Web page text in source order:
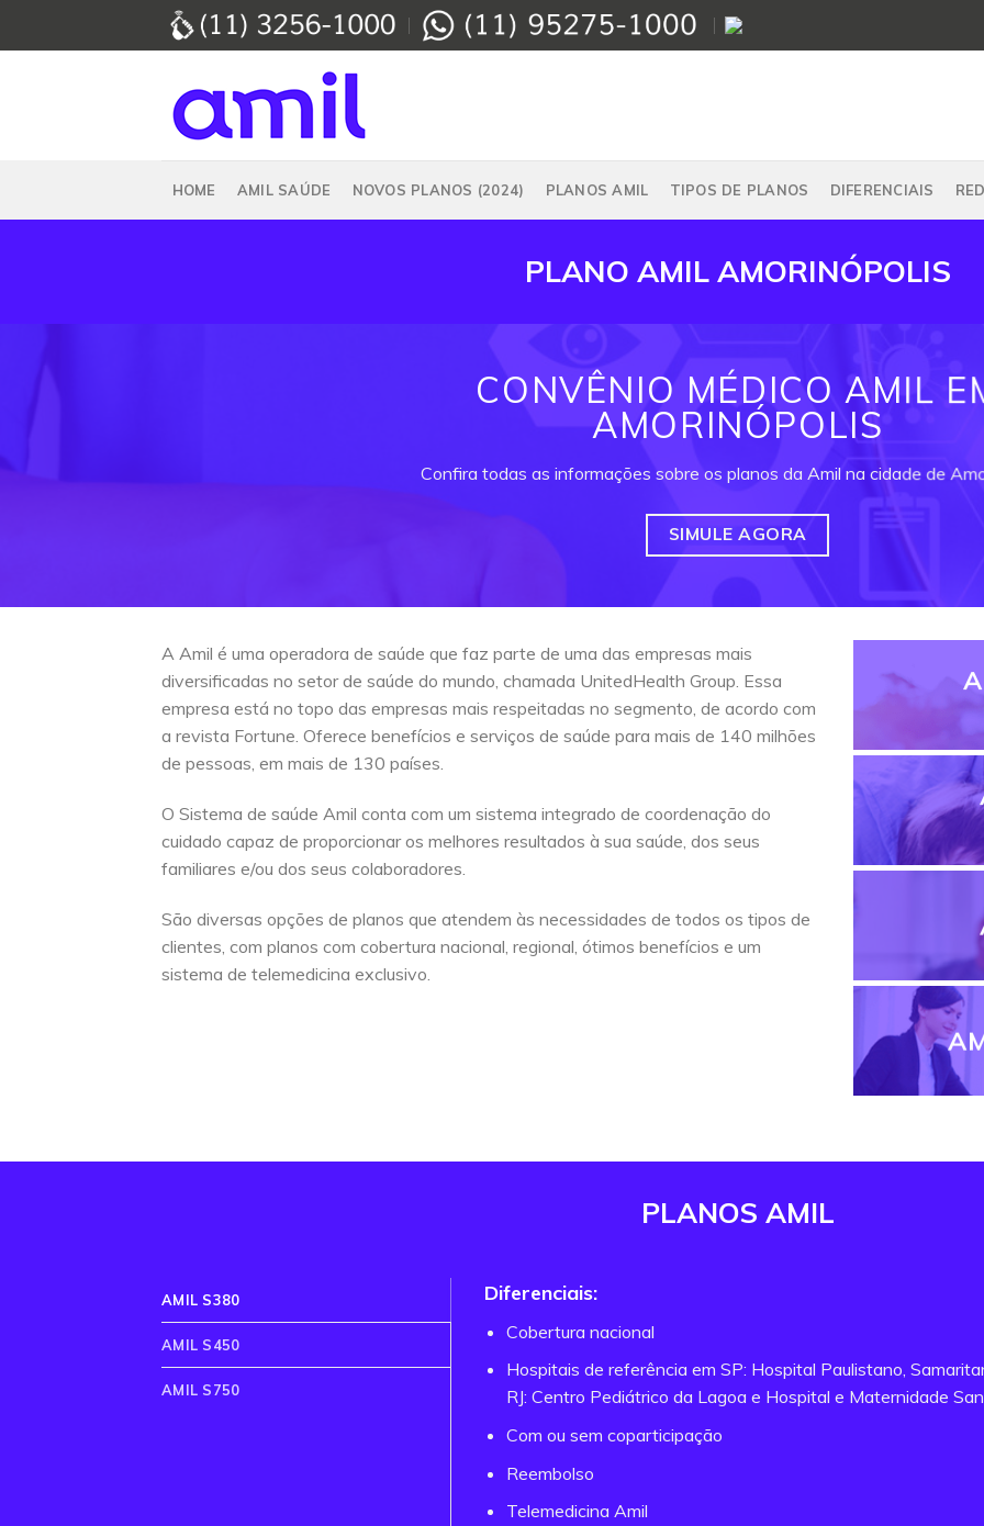
HOME AMIL SAÚDE NOVOS PLANOS (2024) PLANOS AMIL TIPOS DE PLANOS DIFERENCIAIS
PLANO AMIL AMORINÓPOLIS
CONVÊNIO MÉDICO AMIL
AMORINÓPOLIS
Confira todas as informações sobre os planos da Amil na cidade de
SIMULE AGORA
A Amil é uma operadora de saúde que faz parte de uma das empresas mais
diversificadas no setor de saúde do mundo, chamada UnitedHealth Group. Essa
empresa está no topo das empresas mais respeitadas no segmento, de acordo com
a revista Fortune. Oferece benefícios e serviços de saúde para mais de 140 milhões
de pessoas, em mais de 130 países.
O Sistema de saúde Amil conta com um sistema integrado de coordenação do
cuidado capaz de proporcionar os melhores resultados à sua saúde, dos seus
familiares e/ou dos seus colaboradores.
São diversas opções de planos que atendem às necessidades de todos os tipos de
clientes, com planos com cobertura nacional, regional, ótimos benefícios e um
sistema de telemedicina exclusivo.
PLANOS AMIL
AMIL S380
AMIL S450
AMIL S750
Diferenciais:
Cobertura nacional
Hospitais de referência em SP: Hospital Paulistano,
RJ: Centro Pediátrico da Lagoa e Hospital e Maternidade
Com ou sem coparticipação
Reembolso
Telemedicina Amil